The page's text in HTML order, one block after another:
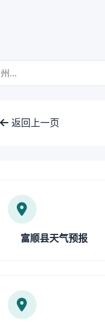
返回上一页
富顺县天气预报